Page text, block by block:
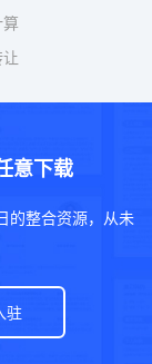
意下载
的整合资源，从未
驻